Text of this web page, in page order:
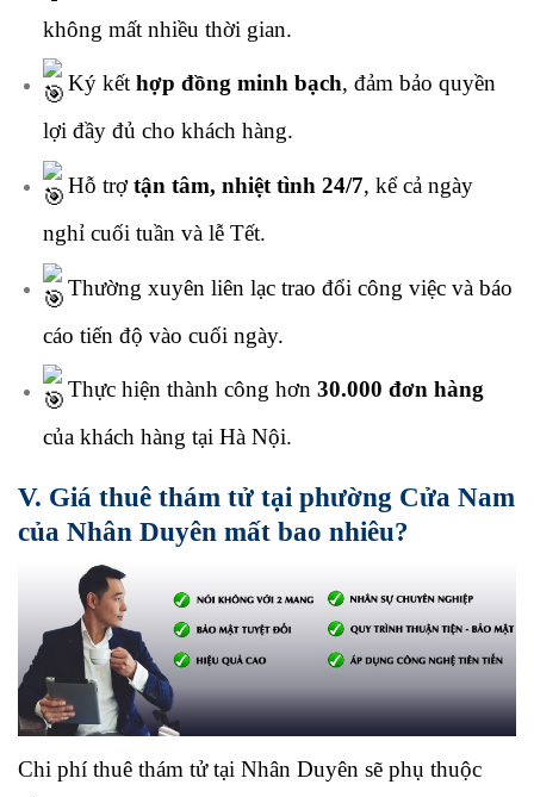
không mất nhiều thời gian.
Ký kết hợp đồng minh bạch, đảm bảo quyền
lợi đầy đủ cho khách hàng.
Hỗ trợtận tâm, nhiệt tình 24/7, kể cả ngày
nghỉ cuối tuần và lễ Tết.
Thường xuyên liên lạc trao đổi công việc và báo
cáo tiến độ vào cuối ngày.
Thực hiện thành công hơn 30.000 đơn hàng
của khách hàng tại Hà Nội.
V. Giá thuê thám tử tại phường Cửa Nam
của Nhân Duyên mất bao nhiêu?
Chi phí thuê thám tử tại Nhân Duyên sẽ phụ thuộc